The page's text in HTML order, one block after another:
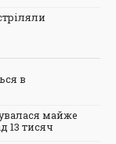
в
майже
13 тисяч